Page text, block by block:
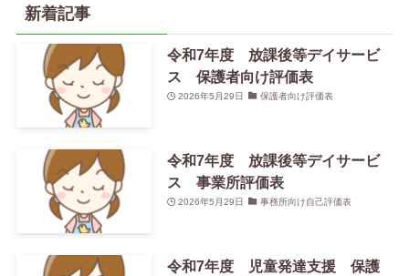
新着記事
令和7年度 放課後等デイサービ
ス 保護者向け評価表
2026年5月29日 保護者向け評価表
令和7年度 放課後等デイサービ
ス 事業所評価表
2026年5月29日 事務所向け自己評価表
令和7年度 児童発達支援 保護